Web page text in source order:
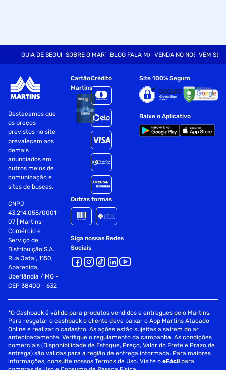
GUIA DE SEGURANÇASOBRE O MARTINSBLOG FALA MARTVENDA NO NOSSO SITE
VEM SER
Destacamos que
os preços
previstos no site
prevalecem aos
demais
anunciados em
outros meios de
comunicação e
sites de buscas.
CNPJ
43.214.055/0001-
07 | Martins
Comércio e
Serviço de
Distribuição S.A.
Rua Jataí, 1150,
Aparecida,
Uberlândia / MG -
CEP 38400 - 632
Cartão
Martins
Crédito
Outras formas
Siga nossas Redes
Sociais
Site 100% Seguro
Baixe o Aplicativo
*O Cashback é válido para produtos vendidos e entregues pelo Martins.
Para resgatar o cashback o cliente deve baixar o App Martins Atacado
Online e realizar o cadastro. As ações estão sujeitas a saírem do ar
antecipadamente. Verifique o regulamento da campanha. As condições
comerciais (Disponibilidade de Estoque, Preço, Valor do Frete e Prazo de
entrega) são válidas para a região de entrega informada. Para maiores
informações, consulte nossos Termos de Uso. Visite oeFácil para